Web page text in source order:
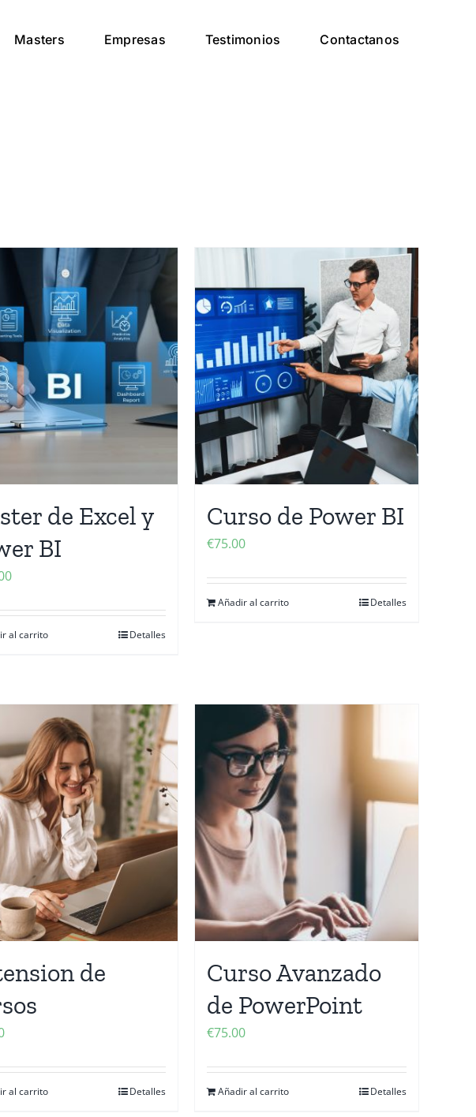
Masters Empresas Testimonios Contactanos
de Excel y
BI
al carrito Detalles
Curso de Power BI
€75.00
Añadir al carrito Detalles
de
al carrito Detalles
Curso Avanzado
de PowerPoint
€75.00
Añadir al carrito Detalles